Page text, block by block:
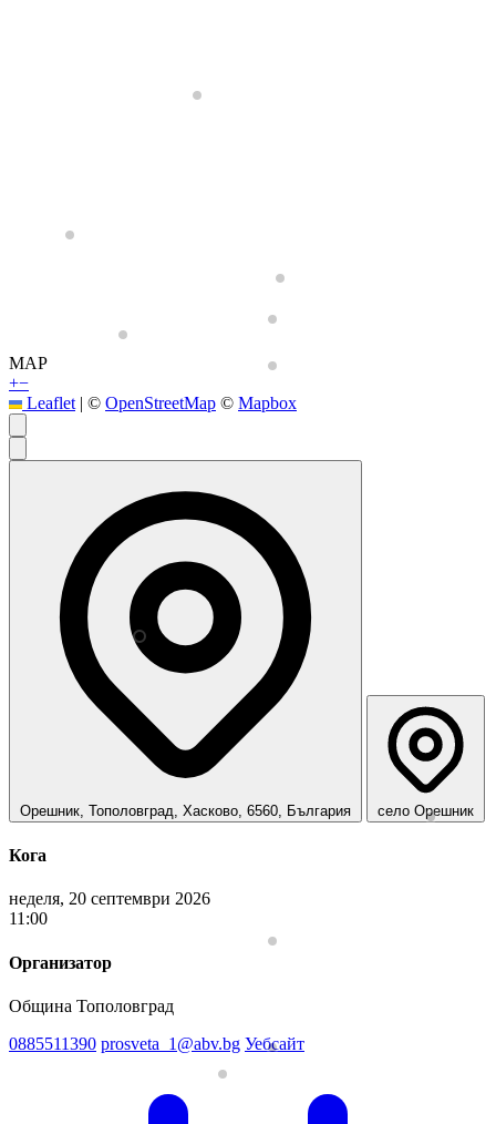
MAP
+−
Leaflet | © OpenStreetMap © Mapbox
Орешник, Тополовград, Хасково, 6560, България село Орешник
Кога
неделя, 20 септември 2026
11:00
Организатор
Община Тополовград
0885511390 prosveta_1@abv.bg Уебсайт